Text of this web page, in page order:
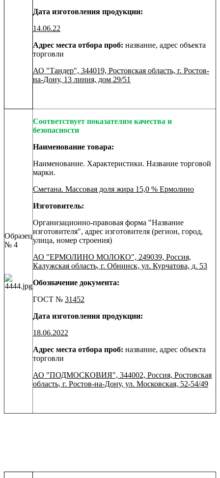
Дата изготовления продукции:
14.06.22
Адрес места отбора проб: название, адрес объекта
торговли
АО "Тандер", 344019, Ростовская область, г. Ростов-
на-Дону, 13 линия, дом 29/51
Образец
№ 4
Соответствует показателям качества и
безопасности
Наименование товара:
Наименование. Характеристики. Название торговой
марки.
Сметана. Массовая доля жира 15,0 % Ермолино
Изготовитель:
Организационно-правовая форма "Название
изготовителя", адрес изготовителя (регион, город,
улица, номер строения)
АО "ЕРМОЛИНО МОЛОКО", 249039, Россия,
Калужская область, г. Обнинск, ул. Курчатова, д. 53
Обозначение документа:
ГОСТ № 31452
Дата изготовления продукции:
18.06.2022
Адрес места отбора проб: название, адрес объекта
торговли
АО "ПОДМОСКОВИЯ", 344002, Россия, Ростовская
область, г. Ростов-на-Дону, ул. Московская, 52-54/49